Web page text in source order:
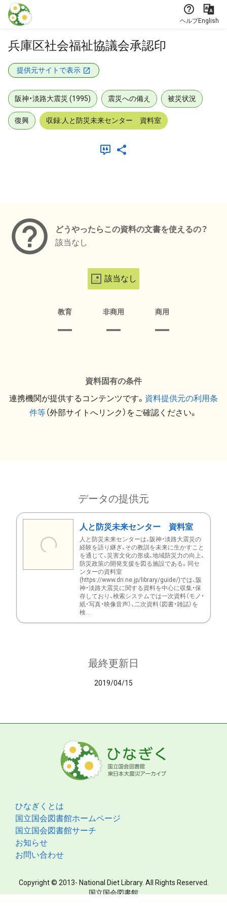
本文に飛ぶ
ヘルプEnglish
兵庫区社会福祉協議会承認印
提供元サイトで表示
阪神・淡路大震災 (1995) 震災への備え 被災状況
復興 収録:人と防災未来センター 資料室
どうやったらこの資料の文書を使えるの？
該当なし
該当なし
教育 非商用 商用
資料固有の条件
連携機関が提供するコンテンツです。 資料提供元の利用条
件等（外部サイトへリンク）をご確認ください。
データの提供元
人と防災未来センター 資料室
人と防災未来センターは、阪神・淡路大震災の
経験を語り継ぎ、その教訓を未来に生かすこと
を通じて、災害文化の形成、地域防災力の向上、
防災政策の開発支援を図る施設である。同セ
ンターの資料室
(https://www.dri.ne.jp/library/guide/)では、阪
神・淡路大震災に関する資料を中心に収集・保
存しており、検索システムでは一次資料（モノ・
紙・写真・映像音声）、二次資料（図書・雑誌）を
検...
最終更新日
2019/04/15
ひなぎくとは
国立国会図書館ホームページ
国立国会図書館サーチ
お知らせ
お問い合わせ
Copyright © 2013- National Diet Library. All Rights Reserved.